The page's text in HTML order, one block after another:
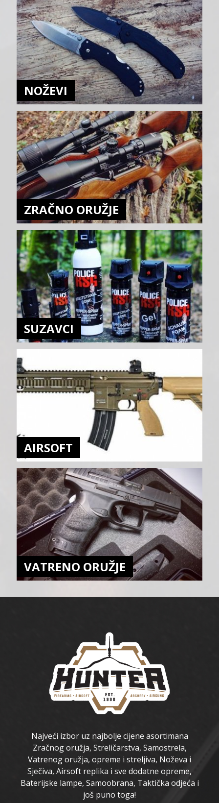
NOŽEVI
ZRAČNO ORUŽJE
SUZAVCI
AIRSOFT
VATRENO ORUŽJE
Najveći izbor uz najbolje cijene asortimana
Zračnog oružja, Streličarstva, Samostrela,
Vatrenog oružja, opreme i streljiva, Noževa i
Sječiva, Airsoft replika i sve dodatne opreme,
Baterijske lampe, Samoobrana, Taktička odjeća i
još puno toga!